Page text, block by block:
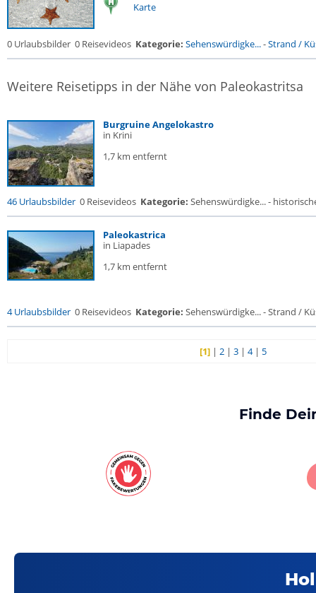
Karte
0 Urlaubsbilder 0 Reisevideos Kategorie: Sehenswürdigke...-Strand /
Weitere Reisetipps in der Nähe von Paleokastritsa
Burgruine Angelokastro
in Krini
1,7 km entfernt
46 Urlaubsbilder 0 Reisevideos Kategorie: Sehenswürdigke... -
Paleokastrica
in Liapades
1,7 km entfernt
4 Urlaubsbilder 0 Reisevideos Kategorie: Sehenswürdigke... - Strand /
[1] |2 |3 |4| 5
Finde